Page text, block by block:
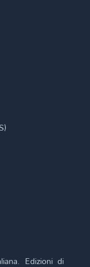
Edizioni di